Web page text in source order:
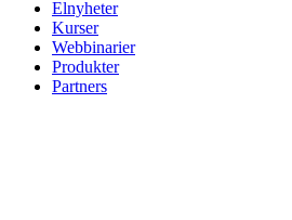
Elnyheter
Kurser
Webbinarier
Produkter
Partners